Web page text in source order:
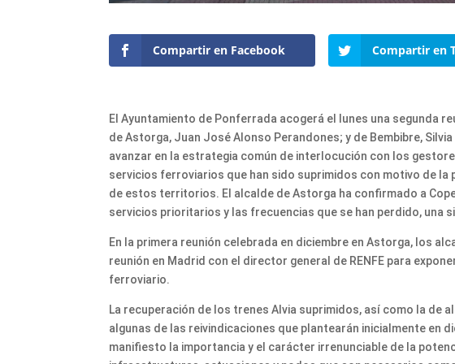
Compartir en Facebook Compartir en
El Ayuntamiento de Ponferrada acogerá el lunes una segunda
de Astorga, Juan José Alonso Perandones; y de Bembibre,
avanzar en la estrategia común de interlocución con los
servicios ferroviarios que han sido suprimidos con motivo de la
de estos territorios. El alcalde de Astorga ha confirmado a
servicios prioritarios y las frecuencias que se han perdido, una
En la primera reunión celebrada en diciembre en Astorga, los
reunión en Madrid con el director general de RENFE para
ferroviario.
La recuperación de los trenes Alvia suprimidos, así como la de
algunas de las reivindicaciones que plantearán inicialmente en
manifiesto la importancia y el carácter irrenunciable de la